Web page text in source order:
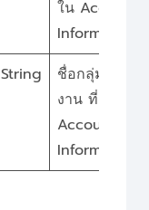
ใน Account
Information
String
ชื่อกลุ่มผู้ใช้
งาน ที่อยู่ใน
Account
Information